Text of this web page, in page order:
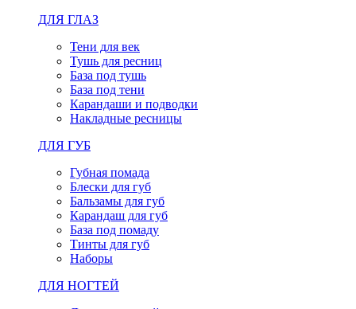
ДЛЯ ГЛАЗ
Тени для век
Тушь для ресниц
База под тушь
База под тени
Карандаши и подводки
Накладные ресницы
ДЛЯ ГУБ
Губная помада
Блески для губ
Бальзамы для губ
Карандаш для губ
База под помаду
Тинты для губ
Наборы
ДЛЯ НОГТЕЙ